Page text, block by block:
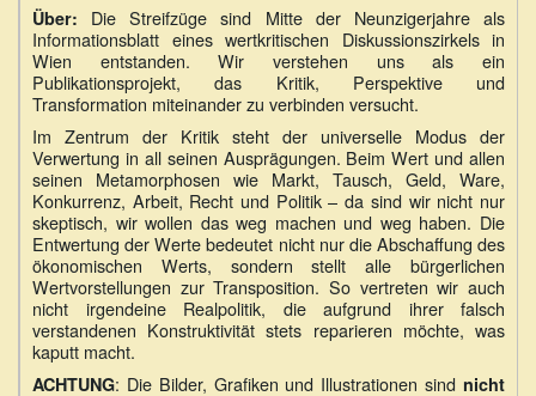
Über: Die Streifzüge sind Mitte der Neunzigerjahre als
Informationsblatt eines wertkritischen Diskussionszirkels in
Wien entstanden. Wir verstehen uns als ein
Publikationsprojekt, das Kritik, Perspektive und
Transformation miteinander zu verbinden versucht.
Im Zentrum der Kritik steht der universelle Modus der
Verwertung in all seinen Ausprägungen. Beim Wert und allen
seinen Metamorphosen wie Markt, Tausch, Geld, Ware,
Konkurrenz, Arbeit, Recht und Politik – da sind wir nicht nur
skeptisch, wir wollen das weg machen und weg haben. Die
Entwertung der Werte bedeutet nicht nur die Abschaffung des
ökonomischen Werts, sondern stellt alle bürgerlichen
Wertvorstellungen zur Transposition. So vertreten wir auch
nicht irgendeine Realpolitik, die aufgrund ihrer falsch
verstandenen Konstruktivität stets reparieren möchte, was
kaputt macht.
ACHTUNG: Die Bilder, Grafiken und Illustrationen sind nicht